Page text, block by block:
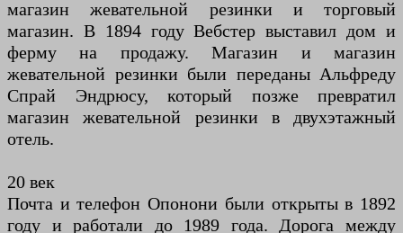
магазин жевательной резинки и торговый
магазин. В 1894 году Вебстер выставил дом и
ферму на продажу. Магазин и магазин
жевательной резинки были переданы Альфреду
Спрай Эндрюсу, который позже превратил
магазин жевательной резинки в двухэтажный
отель.
20 век
Почта и телефон Опонони были открыты в 1892
году и работали до 1989 года. Дорога между